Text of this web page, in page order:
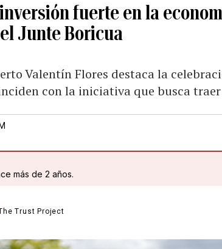
fuerte en la
Junte Boricua
Valentín Flores destaca la
con la iniciativa que busca
más de 2 años.